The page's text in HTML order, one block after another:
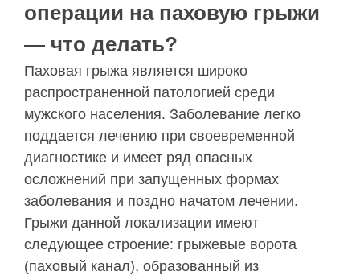
операции на паховую грыжи
— что делать?
Паховая грыжа является широко
распространенной патологией среди
мужского населения. Заболевание легко
поддается лечению при своевременной
диагностике и имеет ряд опасных
осложнений при запущенных формах
заболевания и поздно начатом лечении.
Грыжи данной локализации имеют
следующее строение: грыжевые ворота
(паховый канал), образованный из